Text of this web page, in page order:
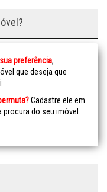
preferência,
que deseja que
Cadastre ele em
do seu imóvel.